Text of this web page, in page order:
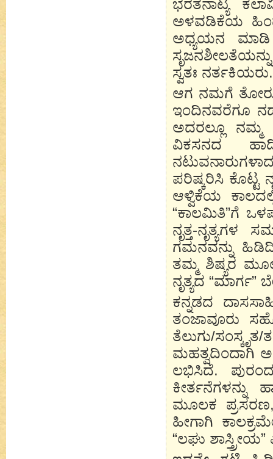
ಭರತನಾಟ್ಯ
ಅಳವಡಿಕೆಯ ಹಿಂದೆ
ಅಧ್ಯಯನ ಮಾಡಿ
ಸ್ವತಃ ನರ್ತಕಿಯರು.
ಆಗ ನಮಗೆ
ಇಂದಿನವರೆಗೂ
ಅದರಲ್ಲೂ
ವಿಕಸನದ
ಪರಿಷ್ಕರಿಸಿ ಕೊಟ್ಟ
ಆಳ್ವಿಕೆಯ
“ಕಾಲಮಿತಿ”ಗೆ
ನೃತ್ತ-
ಗಮನವನ್ನು
ತಮ್ಮ ಶಿಷ್ಯರ
ನೃತ್ಯದ “ಮಾರ್ಗ”
ಕನ್ನಡದ
ತಂಜಾವೂರು
ತೆಲುಗು/
ಮಹತ್ವದಿಂದಾಗಿ
ಲಭಿಸಿದೆ.
ಕೀರ್ತನೆಗಳನ್ನು
ಮೂಲಕ
ಹೀಗಾಗಿ
“ಲಘು